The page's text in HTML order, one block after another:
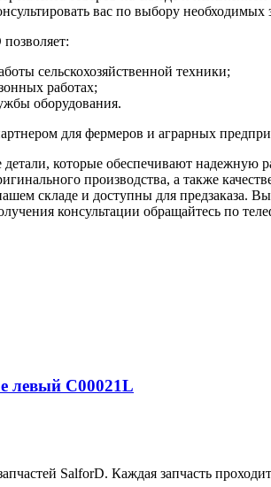
вас по выбору
сельскохозяйственной техники;
работах;
оборудования.
для фермеров и аграрных
которые обеспечивают надежную
производства, а также
складе и доступны для предзаказа.
консультации обращайтесь по
левый C00021L
SalforD. Каждая запчасть